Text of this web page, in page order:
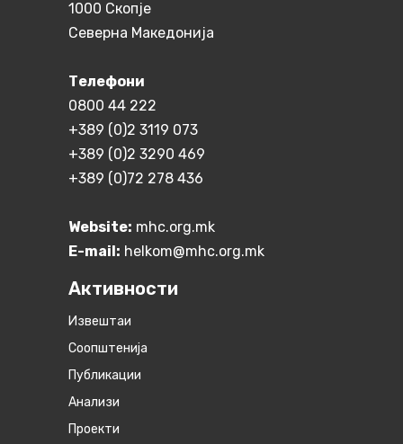
1000 Скопје
Северна Македонија
Телефони
0800 44 222
+389 (0)2 3119 073
+389 (0)2 3290 469
+389 (0)72 278 436
Website: mhc.org.mk
E-mail: helkom@mhc.org.mk
Активности
Извештаи
Соопштенија
Публикации
Анализи
Проекти